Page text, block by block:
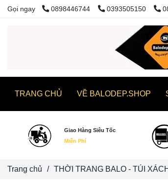
Trang chủ / THỜI TRANG BALO - TÚI XÁCH
Gọi ngay 0898446744 0393505150
TRANG CHỦ VỀ BALODEP.SHOP
Giao Hàng Siêu Tốc
Miễn Phí